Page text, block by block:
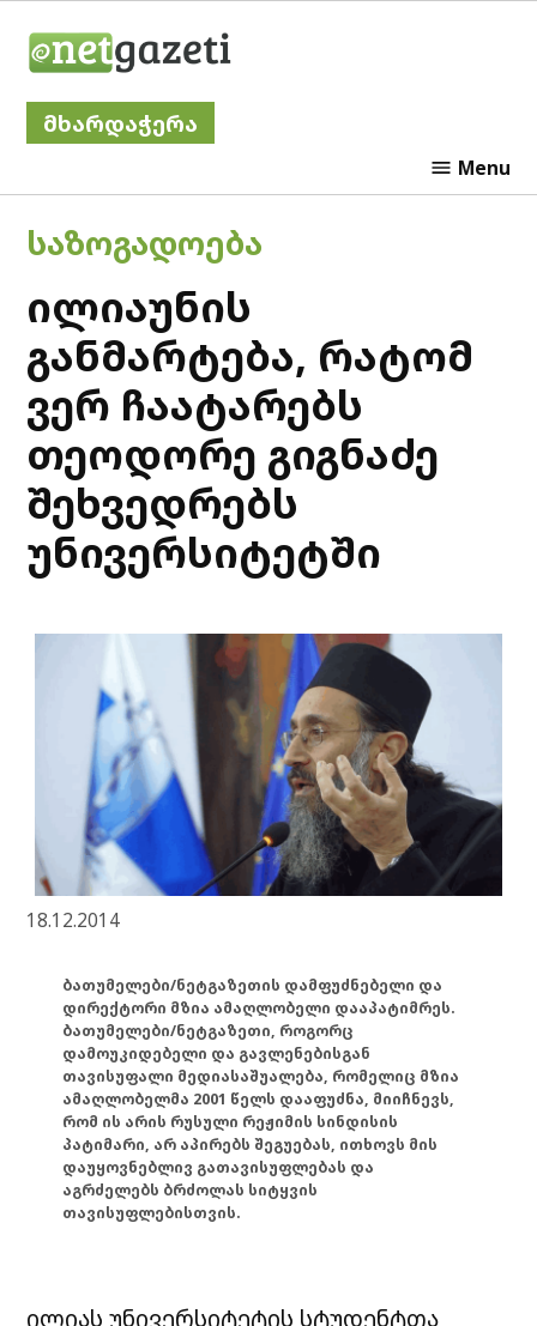
მხარდაჭერა
Menu
POSTED
ᲡᲐᲖᲝᲒᲐᲓᲝᲔᲑᲐ
ილიაუნის
განმარტება, რატომ
ვერ ჩაატარებს
თეოდორე გიგნაძე
შეხვედრებს
უნივერსიტეტში
18.12.2014
ბათუმელები/ნეტგაზეთის დამფუძნებელი და
დირექტორი მზია ამაღლობელი დააპატიმრეს.
ბათუმელები/ნეტგაზეთი, როგორც
დამოუკიდებელი და გავლენებისგან
თავისუფალი მედიასაშუალება, რომელიც მზია
ამაღლობელმა 2001 წელს დააფუძნა, მიიჩნევს,
რომ ის არის რუსული რეჟიმის სინდისის
პატიმარი, არ აპირებს შეგუებას, ითხოვს მის
დაუყოვნებლივ გათავისუფლებას და
აგრძელებს ბრძოლას სიტყვის
თავისუფლებისთვის.
ილიას უნივერსიტეტის სტუდენტთა